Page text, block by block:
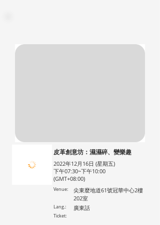
皮革創意坊：濕濕碎、變樂趣
2022年12月16日 (星期五)
下午07:30~下午10:00
(GMT+08:00)
Venue:
尖東麼地道61號冠華中心2樓
202室
Lang.: 廣東話
Ticket: